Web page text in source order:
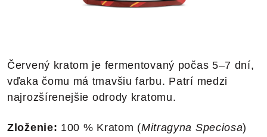
Červený kratom je fermentovaný počas 5–7 dní,
vďaka čomu má tmavšiu farbu. Patrí medzi
najrozšírenejšie odrody kratomu.
Zloženie: 100 % Kratom (Mitragyna Speciosa)